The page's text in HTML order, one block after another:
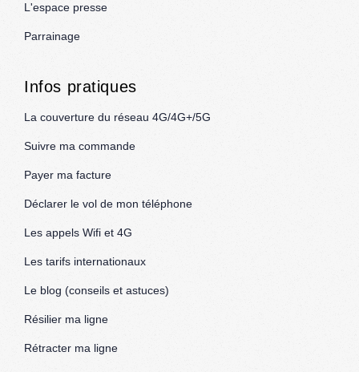
L'espace presse
Parrainage
Infos pratiques
La couverture du réseau 4G/4G+/5G
Suivre ma commande
Payer ma facture
Déclarer le vol de mon téléphone
Les appels Wifi et 4G
Les tarifs internationaux
Le blog (conseils et astuces)
Résilier ma ligne
Rétracter ma ligne